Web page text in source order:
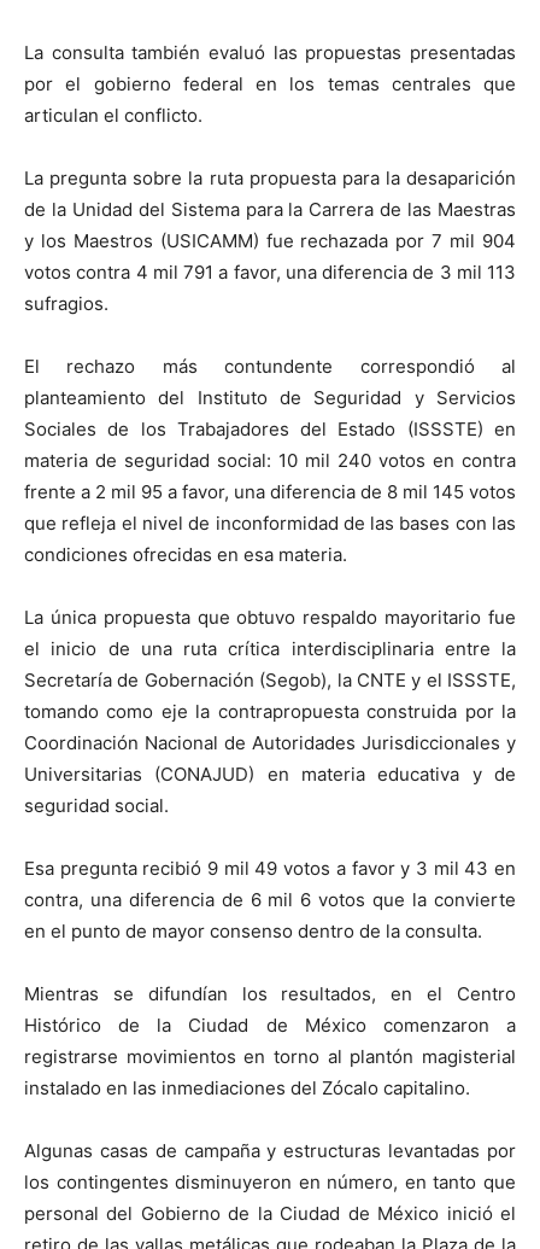
La consulta también evaluó las propuestas presentadas
por el gobierno federal en los temas centrales que
articulan el conflicto.
La pregunta sobre la ruta propuesta para la desaparición
de la Unidad del Sistema para la Carrera de las Maestras
y los Maestros (USICAMM) fue rechazada por 7 mil 904
votos contra 4 mil 791 a favor, una diferencia de 3 mil 113
sufragios.
El rechazo más contundente correspondió al
planteamiento del Instituto de Seguridad y Servicios
Sociales de los Trabajadores del Estado (ISSSTE) en
materia de seguridad social: 10 mil 240 votos en contra
frente a 2 mil 95 a favor, una diferencia de 8 mil 145 votos
que refleja el nivel de inconformidad de las bases con las
condiciones ofrecidas en esa materia.
La única propuesta que obtuvo respaldo mayoritario fue
el inicio de una ruta crítica interdisciplinaria entre la
Secretaría de Gobernación (Segob), la CNTE y el ISSSTE,
tomando como eje la contrapropuesta construida por la
Coordinación Nacional de Autoridades Jurisdiccionales y
Universitarias (CONAJUD) en materia educativa y de
seguridad social.
Esa pregunta recibió 9 mil 49 votos a favor y 3 mil 43 en
contra, una diferencia de 6 mil 6 votos que la convierte
en el punto de mayor consenso dentro de la consulta.
Mientras se difundían los resultados, en el Centro
Histórico de la Ciudad de México comenzaron a
registrarse movimientos en torno al plantón magisterial
instalado en las inmediaciones del Zócalo capitalino.
Algunas casas de campaña y estructuras levantadas por
los contingentes disminuyeron en número, en tanto que
personal del Gobierno de la Ciudad de México inició el